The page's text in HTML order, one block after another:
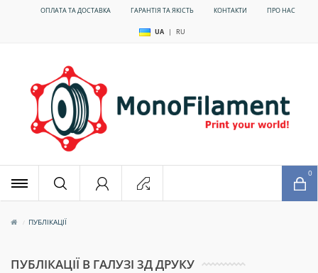
ОПЛАТА ТА ДОСТАВКА ГАРАНТІЯ ТА ЯКІСТЬ КОНТАКТИ ПРО НАС
UA | RU
0
ПУБЛІКАЦІЇ
ПУБЛІКАЦІЇ В ГАЛУЗІ 3Д ДРУКУ